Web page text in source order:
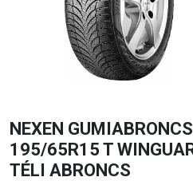
NEXEN GUMIABRONCS
195/65R15 T
TÉLI ABRONCS